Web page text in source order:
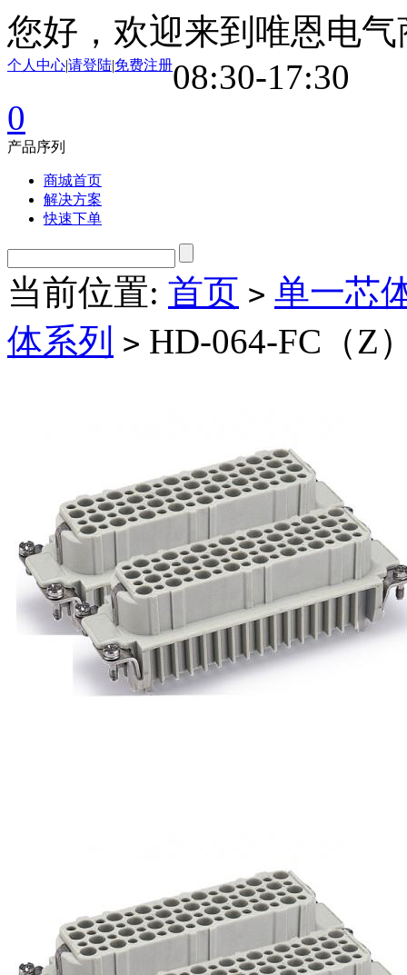
您好，欢迎来到唯恩电气
08:30-17:30
个人中心|请登陆|免费注册
0
产品序列
商城首页
解决方案
快速下单
当前位置: 首页 > 单一芯
体系列 > HD-064-FC（Z